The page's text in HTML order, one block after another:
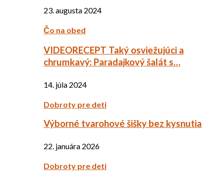
23. augusta 2024
Čo na obed
VIDEORECEPT Taký osviežujúci a
chrumkavý: Paradajkový šalát s…
14. júla 2024
Dobroty pre deti
Výborné tvarohové šišky bez kysnutia
22. januára 2026
Dobroty pre deti